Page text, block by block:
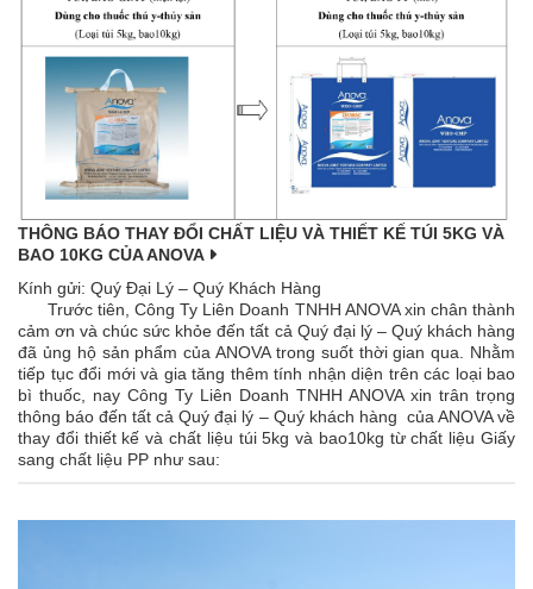
THÔNG BÁO THAY ĐỔI CHẤT LIỆU VÀ THIẾT KẾ TÚI 5KG VÀ
BAO 10KG CỦA ANOVA
Kính gửi: Quý Đại Lý – Quý Khách Hàng
Trước tiên, Công Ty Liên Doanh TNHH ANOVA xin chân thành
cảm ơn và chúc sức khỏe đến tất cả Quý đại lý – Quý khách hàng
đã ủng hộ sản phẩm của ANOVA trong suốt thời gian qua. Nhằm
tiếp tục đổi mới và gia tăng thêm tính nhận diện trên các loại bao
bì thuốc, nay Công Ty Liên Doanh TNHH ANOVA xin trân trọng
thông báo đến tất cả Quý đại lý – Quý khách hàng của ANOVA về
thay đổi thiết kế và chất liệu túi 5kg và bao10kg từ chất liệu Giấy
sang chất liệu PP như sau: